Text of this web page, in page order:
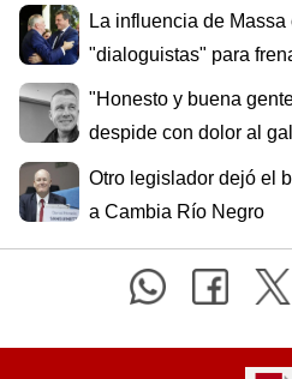
La influencia de
"dialoguistas" para
"Honesto y buena
despide con dolor al
Otro legislador dejó el
a Cambia Río Negro